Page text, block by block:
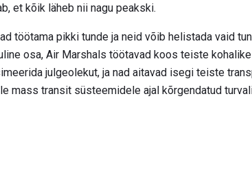
et kõik läheb nii nagu peakski.
töötama pikki tunde ja neid võib helistada vaid
osa, Air Marshals töötavad koos teiste
julgeolekut, ja nad aitavad isegi teiste
mass transit süsteemidele ajal kõrgendatud